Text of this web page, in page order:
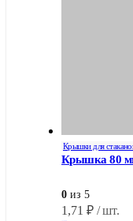
Крышки для
Крышка 80
0 из 5
1,71 ₽ / шт.